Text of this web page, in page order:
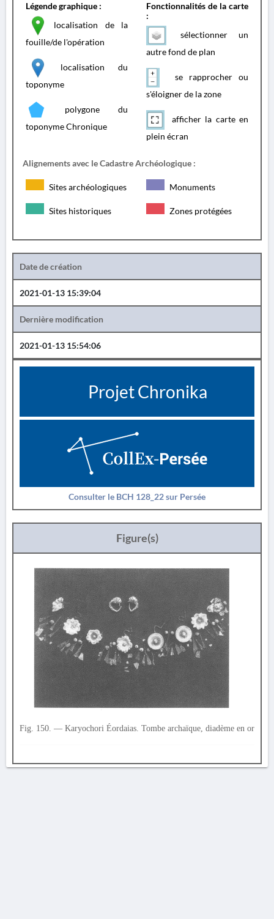
Légende graphique :
localisation de la
fouille/de l'opération
localisation du
toponyme
polygone du
toponyme Chronique
Fonctionnalités de la carte
:
sélectionner un
autre fond de plan
se rapprocher ou
s'éloigner de la zone
afficher la carte en
plein écran
Alignements avec le Cadastre Archéologique :
Sites archéologiques Monuments
Sites historiques Zones protégées
Date de création
2021-01-13 15:39:04
Dernière modification
2021-01-13 15:54:06
Projet Chronika
Consulter le BCH 128_22 sur Persée
Figure(s)
Fig. 150. — Karyochori Éordaias. Tombe archaïque, diadème en or